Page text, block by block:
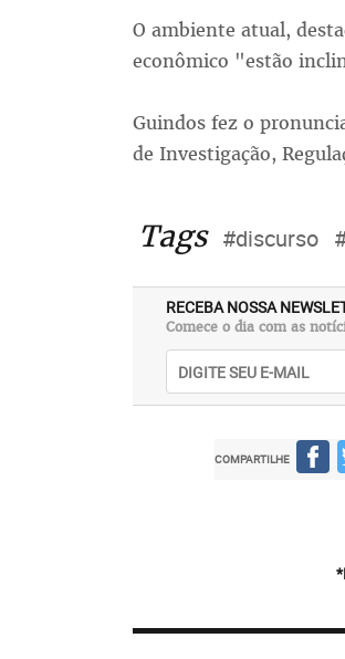
O ambiente atual,
econômico "estão
Guindos fez o
de Investigação,
Tags #discurso
RECEBA NOSSA
Comece o dia com as
COMPARTILHE